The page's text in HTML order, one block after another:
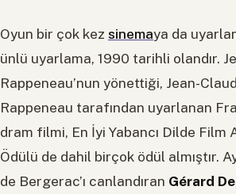
Oyun bir çok kez sinemaya da
ünlü uyarlama, 1990 tarihli olandır.
Rappeneau’nun yönettiği, Jean-
Rappeneau tarafından uyarlanan
dram filmi, En İyi Yabancı Dilde Film
Ödülü de dahil birçok ödül almıştır.
de Bergerac’ı canlandıran Gérard